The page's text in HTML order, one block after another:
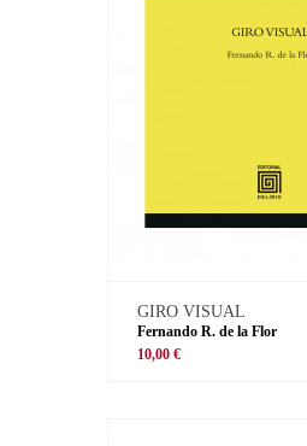
GIRO VISUAL
Fernando R. de la Flor
10,00 €